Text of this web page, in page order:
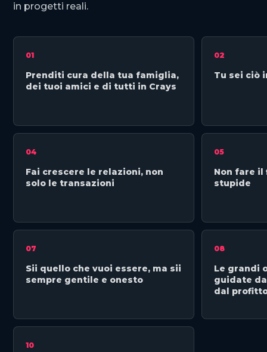
in progetti reali.
01
Prenditi cura della tua famiglia,
dei tuoi amici e di tutti in Crays
02
Tu sei ciò
04
Fai crescere le relazioni, non
solo le transazioni
05
Non fare il
stupide
07
Sii quello che vuoi essere, ma sii
sempre gentile e onesto
08
Le grandi
guidate
dal
10